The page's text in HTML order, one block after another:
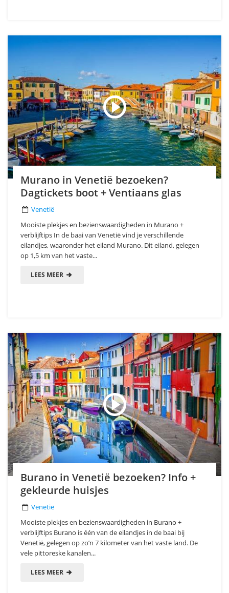
Murano in Venetië bezoeken?
Dagtickets boot + Ventiaans glas
Venetië
Mooiste plekjes en bezienswaardigheden in Murano +
verblijftips In de baai van Venetië vind je verschillende
eilandjes, waaronder het eiland Murano. Dit eiland, gelegen
op 1,5 km van het vaste...
LEES MEER
Burano in Venetië bezoeken? Info +
gekleurde huisjes
Venetië
Mooiste plekjes en bezienswaardigheden in Burano +
verblijftips Burano is één van de eilandjes in de baai bij
Venetië, gelegen op zo’n 7 kilometer van het vaste land. De
vele pittoreske kanalen...
LEES MEER